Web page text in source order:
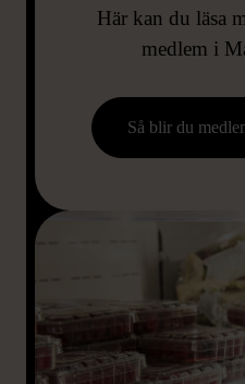
Här kan du läsa
medlem i
Så blir du